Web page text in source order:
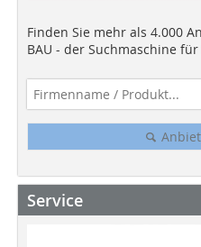
Finden Sie mehr als 4.000
BAU - der Suchmaschine
Service